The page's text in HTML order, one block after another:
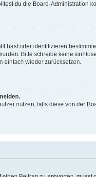
du die Board-Administration
oder identifizieren
Bitte schreibe keine
einfach wieder zurücksetzen.
nutzen, falls diese von der